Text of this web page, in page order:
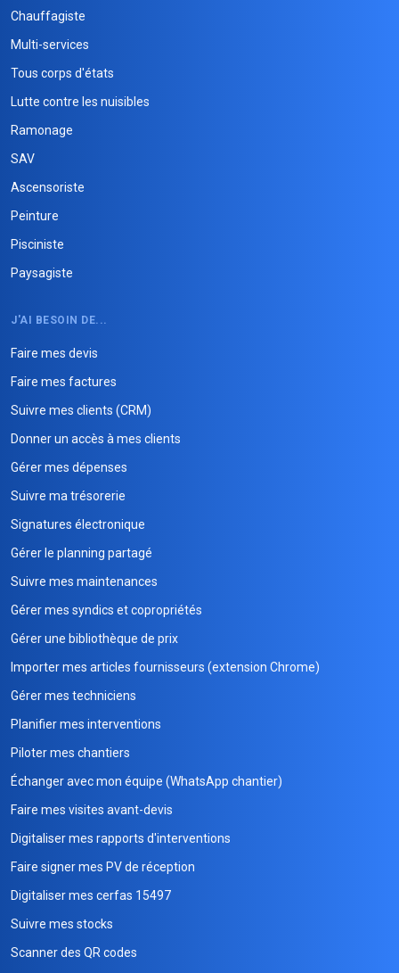
Chauffagiste
Multi-services
Tous corps d'états
Lutte contre les nuisibles
Ramonage
SAV
Ascensoriste
Peinture
Pisciniste
Paysagiste
J'AI BESOIN DE...
Faire mes devis
Faire mes factures
Suivre mes clients (CRM)
Donner un accès à mes clients
Gérer mes dépenses
Suivre ma trésorerie
Signatures électronique
Gérer le planning partagé
Suivre mes maintenances
Gérer mes syndics et copropriétés
Gérer une bibliothèque de prix
Importer mes articles fournisseurs (extension Chrome)
Gérer mes techniciens
Planifier mes interventions
Piloter mes chantiers
Échanger avec mon équipe (WhatsApp chantier)
Faire mes visites avant-devis
Digitaliser mes rapports d'interventions
Faire signer mes PV de réception
Digitaliser mes cerfas 15497
Suivre mes stocks
Scanner des QR codes